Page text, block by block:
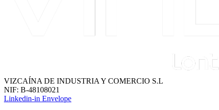
VIZCAÍNA DE INDUSTRIA Y COMERCIO S.L
NIF: B-48108021
Linkedin-in Envelope